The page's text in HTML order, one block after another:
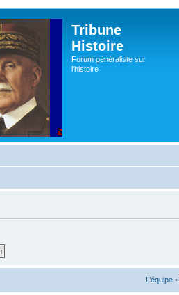
Tribune
Histoire
Forum généraliste sur
l'histoire
L’équipe •